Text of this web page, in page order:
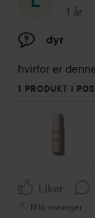
1 år
dyr
hvirfor er
1 PRODUKT I
Liker
1816 visninger